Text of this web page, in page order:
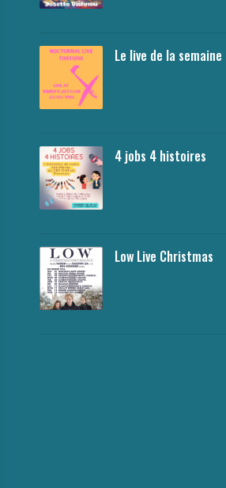
Le live de la semaine
4 jobs 4 histoires
Low Live Christmas